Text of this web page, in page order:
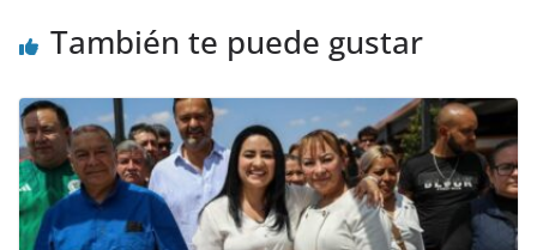
También te puede gustar